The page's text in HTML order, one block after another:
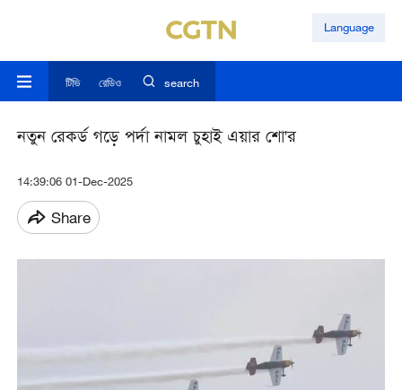
Language
টিভি রেডিও search
নতুন রেকর্ড গড়ে পর্দা নামল চুহাই এয়ার শো'র
14:39:06 01-Dec-2025
Share